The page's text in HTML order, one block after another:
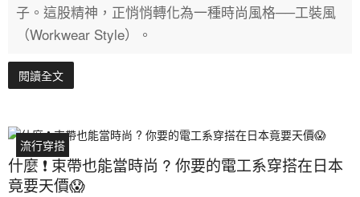
子。這股精神，正悄悄轉化為一種時尚風格──工裝風
（Workwear Style）。
閱讀全文
流行穿搭
什麼 ❗ 束帶也能當時尚 ? 你要的電工系穿搭在日本
竟要天價😱